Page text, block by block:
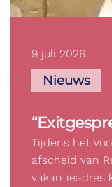
9 juli 2026
Nieuws
Tijdens het
afscheid van
vakantieadres